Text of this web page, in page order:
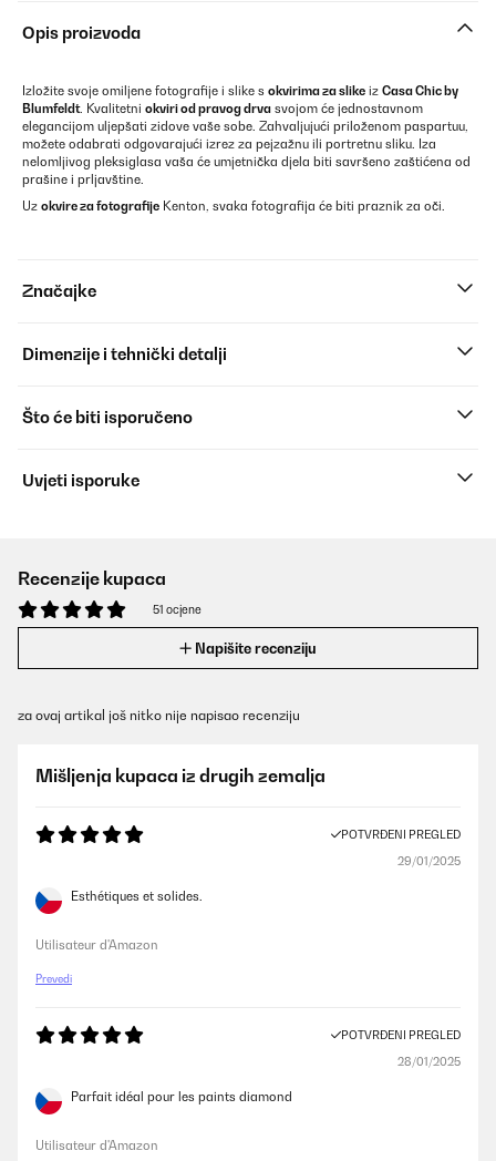
Opis proizvoda
Izložite svoje omiljene fotografije i slike s okvirima za slike iz Casa Chic by
Blumfeldt. Kvalitetni okviri od pravog drva svojom će jednostavnom
elegancijom uljepšati zidove vaše sobe. Zahvaljujući priloženom paspartuu,
možete odabrati odgovarajući izrez za pejzažnu ili portretnu sliku. Iza
nelomljivog pleksiglasa vaša će umjetnička djela biti savršeno zaštićena od
prašine i prljavštine.
Uz okvire za fotografije Kenton, svaka fotografija će biti praznik za oči.
Značajke
Dimenzije i tehnički detalji
Što će biti isporučeno
Uvjeti isporuke
Recenzije kupaca
51 ocjene
Napišite recenziju
za ovaj artikal još nitko nije napisao recenziju
Mišljenja kupaca iz drugih zemalja
POTVRĐENI PREGLED
29/01/2025
Esthétiques et solides.
Utilisateur d'Amazon
Prevedi
POTVRĐENI PREGLED
28/01/2025
Parfait idéal pour les paints diamond
Utilisateur d'Amazon